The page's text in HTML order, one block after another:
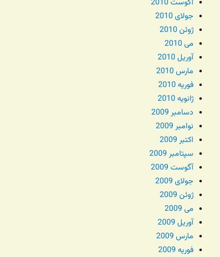
آگوست 2010
جولای 2010
ژوئن 2010
می 2010
آوریل 2010
مارس 2010
فوریه 2010
ژانویه 2010
دسامبر 2009
نوامبر 2009
اکتبر 2009
سپتامبر 2009
آگوست 2009
جولای 2009
ژوئن 2009
می 2009
آوریل 2009
مارس 2009
فوریه 2009